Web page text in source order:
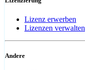
Lizenz erwerben
Lizenzen verwalten
Andere